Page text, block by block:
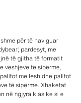
për të naviguar
pardesyt, me
të gjitha të formatit
veshjeve të sipërme,
me lesh dhe palltot
të sipërme. Xhaketat
në ngjyra klasike si e